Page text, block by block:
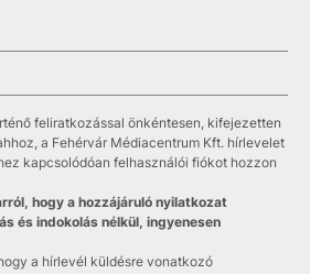
feliratkozással önkéntesen, kifejezetten
a Fehérvár Médiacentrum Kft. hírlevelet
kapcsolódóan felhasználói fiókot hozzon
hogy a hozzájáruló nyilatkozat
és indokolás nélkül, ingyenesen
a hírlevél küldésre vonatkozó